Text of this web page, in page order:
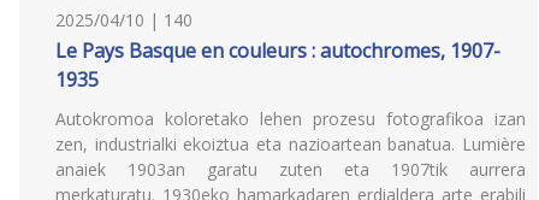
2025/04/10 | 140
Le Pays Basque en couleurs : autochromes, 1907-
1935
Autokromoa koloretako lehen prozesu fotografikoa izan
zen, industrialki ekoiztua eta nazioartean banatua. Lumière
anaiek 1903an garatu zuten eta 1907tik aurrera
merkaturatu. 1930eko hamarkadaren erdialdera arte erabili